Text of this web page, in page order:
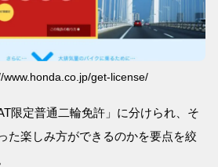
www.honda.co.jp/get-license/
限定普通二輪免許」に分けられ、そ
た楽しみ方ができるのかを要点を絞